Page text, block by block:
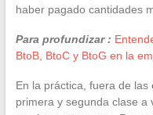
haber pagado cantidades
Para profundizar :
BtoB, BtoC y BtoG en la
En la práctica, fuera de
primera y segunda clase a